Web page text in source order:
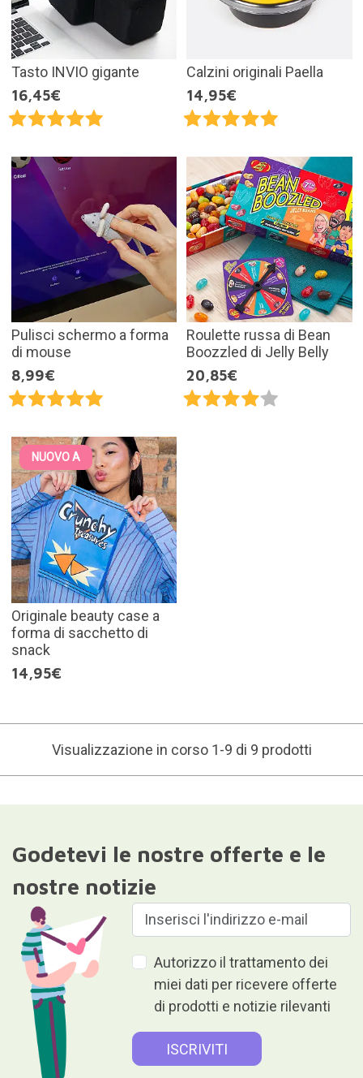
Tasto INVIO gigante
16,45€
Calzini originali Paella
14,95€
Pulisci schermo a forma
di mouse
8,99€
Roulette russa di Bean
Boozzled di Jelly Belly
20,85€
NUOVO A
Originale beauty case a
forma di sacchetto di
snack
14,95€
Visualizzazione in corso 1-9 di 9 prodotti
Godetevi le nostre offerte e le
nostre notizie
Autorizzo il trattamento dei
miei dati per ricevere offerte
di prodotti e notizie rilevanti